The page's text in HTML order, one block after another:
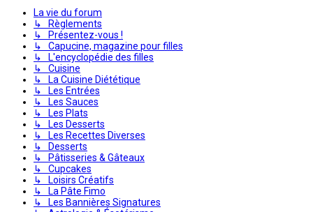
La vie du forum
↳ Règlements
↳ Présentez-vous !
↳ Capucine, magazine pour filles
↳ L'encyclopédie des filles
↳ Cuisine
↳ La Cuisine Diététique
↳ Les Entrées
↳ Les Sauces
↳ Les Plats
↳ Les Desserts
↳ Les Recettes Diverses
↳ Desserts
↳ Pâtisseries & Gâteaux
↳ Cupcakes
↳ Loisirs Créatifs
↳ La Pâte Fimo
↳ Les Bannières Signatures